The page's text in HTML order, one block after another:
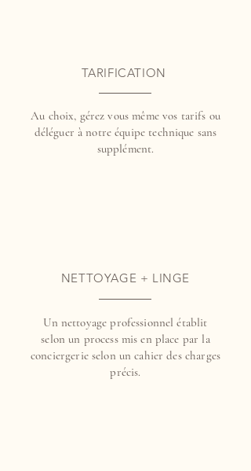
TARIFICATION
Au choix, gérez vous même vos tarifs ou
déléguer à notre équipe technique sans
supplément.
NETTOYAGE + LINGE
Un nettoyage professionnel établit
selon un process mis en place par la
conciergerie selon un cahier des charges
précis.